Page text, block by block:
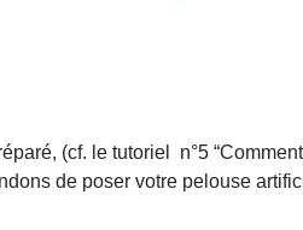
(cf. le tutoriel n°5
de poser votre pelouse